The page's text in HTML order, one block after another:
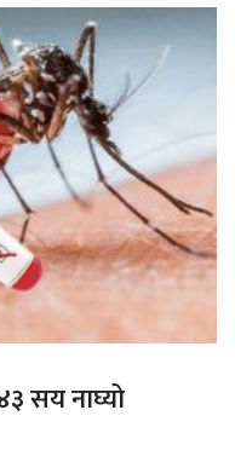
सय नाघ्यो